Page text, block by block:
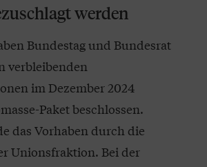
werden
Bundestag und Bundesrat
verbleibenden
im Dezember 2024
Paket beschlossen.
das Vorhaben durch die
Unionsfraktion. Bei der